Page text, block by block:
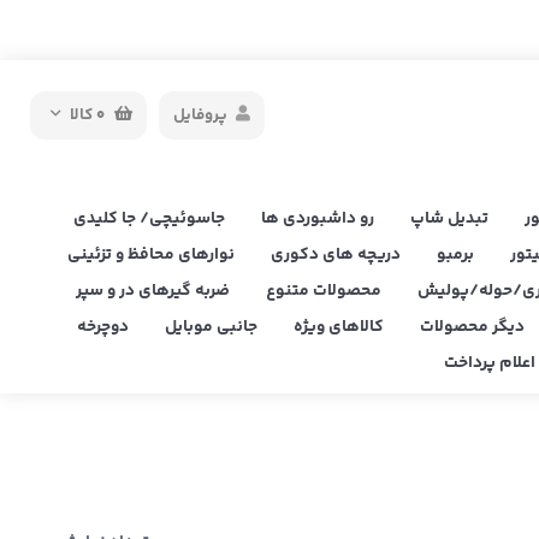
0کالا پروفایل
تبدیل شاپ رو داشبوردی ها
جاسوئیچی/ جا کلیدی
برمبو دریچه های دکوری
نوارهای محافظ و تزئینی
حوله/پولیش محصولات متنوع
ضربه گیرهای در و سپر
دیگر محصولات کالاهای ویژه جانبی موبایل
دوچرخه
پرداخت